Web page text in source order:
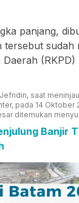
panjang,
tersebut sudah
(RKPD)
saat
pada 14
ditemukan
Banjir